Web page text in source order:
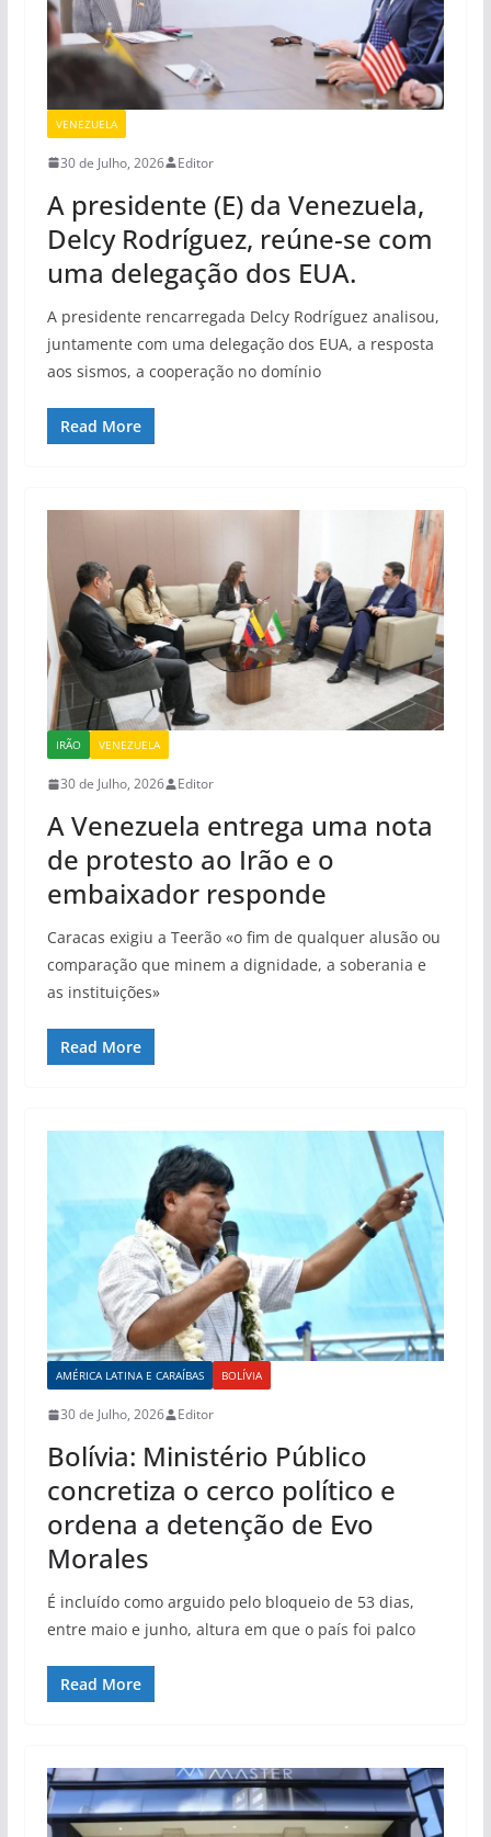
VENEZUELA
30 de Julho, 2026 Editor
A presidente (E) da Venezuela,
Delcy Rodríguez, reúne-se com
uma delegação dos EUA.
A presidente rencarregada Delcy Rodríguez analisou,
juntamente com uma delegação dos EUA, a resposta
aos sismos, a cooperação no domínio
Read More
IRÃO VENEZUELA
30 de Julho, 2026 Editor
A Venezuela entrega uma nota
de protesto ao Irão e o
embaixador responde
Caracas exigiu a Teerão «o fim de qualquer alusão ou
comparação que minem a dignidade, a soberania e
as instituições»
Read More
AMÉRICA LATINA E CARAÍBAS BOLÍVIA
30 de Julho, 2026 Editor
Bolívia: Ministério Público
concretiza o cerco político e
ordena a detenção de Evo
Morales
É incluído como arguido pelo bloqueio de 53 dias,
entre maio e junho, altura em que o país foi palco
Read More